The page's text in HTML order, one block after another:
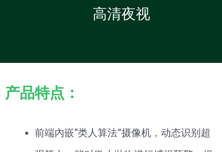
高清夜视
产品特点：
前端內嵌“类人算法”摄像机，动态识别超